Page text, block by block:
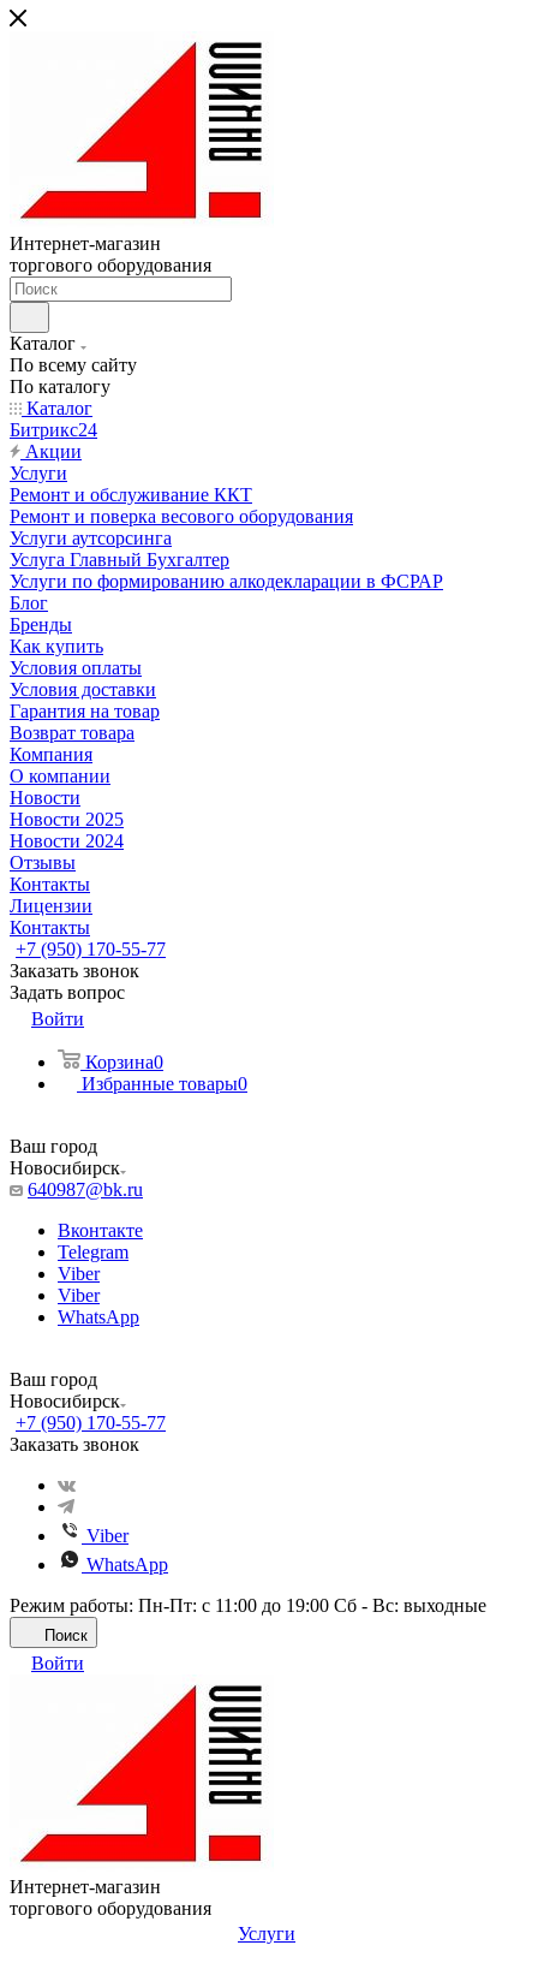
Интернет-магазин
торгового оборудования
Каталог
По всему сайту
По каталогу
Каталог
Битрикс24
Акции
Услуги
Ремонт и обслуживание ККТ
Ремонт и поверка весового оборудования
Услуги аутсорсинга
Услуга Главный Бухгалтер
Услуги по формированию алкодекларации в ФСРАР
Блог
Бренды
Как купить
Условия оплаты
Условия доставки
Гарантия на товар
Возврат товара
Компания
О компании
Новости
Новости 2025
Новости 2024
Отзывы
Контакты
Лицензии
Контакты
+7 (950) 170-55-77
Заказать звонок
Задать вопрос
Войти
Корзина0
Избранные товары0
Ваш город
Новосибирск
640987@bk.ru
Вконтакте
Telegram
Viber
Viber
WhatsApp
Ваш город
Новосибирск
+7 (950) 170-55-77
Заказать звонок
Viber
WhatsApp
Режим работы: Пн-Пт: с 11:00 до 19:00 Сб - Вс: выходные
Поиск
Войти
Интернет-магазин
торгового оборудования
Услуги